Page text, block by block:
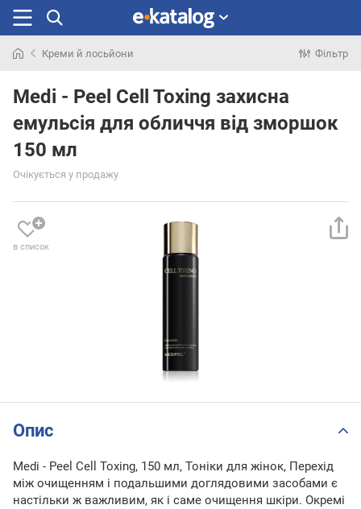
раніше
Креми й лосьйони Фільтр
Medi - Peel Cell Toxing захисна
емульсія для обличчя від зморшок
150 мл
Очікується у продажу
в список
Опис
Medi - Peel Cell Toxing, 150 мл, Тоніки для жінок, Перехід
між очищенням і подальшими доглядовими засобами є
настільки ж важливим, як і саме очищення шкіри. Окремі